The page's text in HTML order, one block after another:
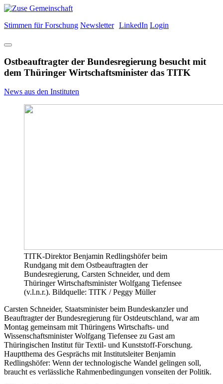
Stimmen für Forschung Newsletter LinkedIn Login
Ostbeauftragter der Bundesregierung besucht mit
dem Thüringer Wirtschaftsminister das TITK
News aus den Instituten
TITK-Direktor Benjamin Redlingshöfer beim
Rundgang mit dem Ostbeauftragten der
Bundesregierung, Carsten Schneider, und dem
Thüringer Wirtschaftsminister Wolfgang Tiefensee
(v.l.n.r.). Bildquelle: TITK / Peggy Müller
Carsten Schneider, Staatsminister beim Bundeskanzler und
Beauftragter der Bundesregierung für Ostdeutschland, war am
Montag gemeinsam mit Thüringens Wirtschafts- und
Wissenschaftsminister Wolfgang Tiefensee zu Gast am
Thüringischen Institut für Textil- und Kunststoff-Forschung.
Hauptthema des Gesprächs mit Institutsleiter Benjamin
Redlingshöfer: Wenn der technologische Wandel gelingen soll,
braucht es verlässliche Rahmenbedingungen vonseiten der Politik.